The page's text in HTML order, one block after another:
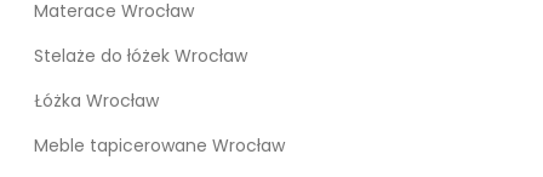
Materace Wrocław
Stelaże do łóżek Wrocław
Łóżka Wrocław
Meble tapicerowane Wrocław